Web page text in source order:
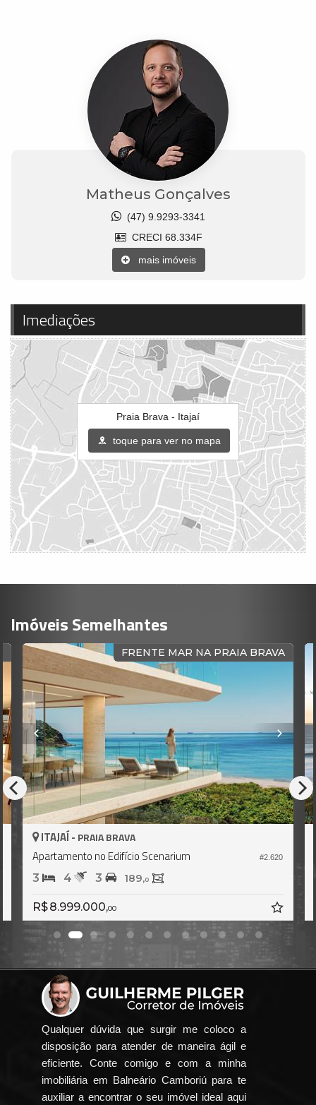
Matheus Gonçalves
(47) 9.9293-3341
CRECI 68.334F
mais imóveis
Imediações
Praia Brava - Itajaí
toque para ver no mapa
Imóveis Semelhantes
FRENTE MAR NA PRAIA BRAVA
#2.620
ITAJAÍ - PRAIA BRAVA
Apartamento no Edifício Scenarium
3 4 3 189,0
R$ 8.999.000,00
Qualquer dúvida que surgir me coloco a
disposição para atender de maneira ágil e
eficiente. Conte comigo e com a minha
imobiliária em Balneário Camboriú para te
auxiliar a encontrar o seu imóvel ideal aqui